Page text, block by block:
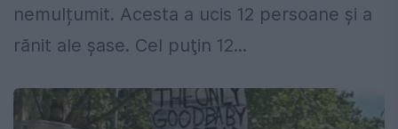
nemulțumit. Acesta a ucis 12 persoane și a
rănit ale șase. Cel puţin 12...